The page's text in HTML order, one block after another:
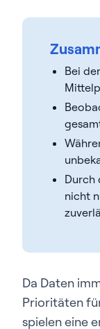
Bei
Durch
nicht
Da Daten
Prioritäten
spielen eine